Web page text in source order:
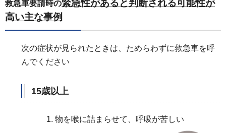
救急車要請時の緊急性があると判断される可能性が
高い主な事例
次の症状が見られたときは、ためらわずに救急車を呼
んでください
15歳以上
物を喉に詰まらせて、呼吸が苦しい